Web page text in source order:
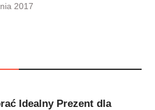
2017
Idealny Prezent dla